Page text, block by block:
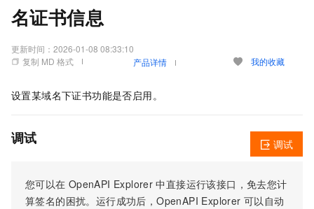
名证书信息
更新时间： 2026-01-08 08:33:10
复制 MD 格式
产品详情 我的收藏
设置某域名下证书功能是否启用。
调试
您可以在 OpenAPI Explorer 中直接运行该接口，免去您计
算签名的困扰。运行成功后，OpenAPI Explorer 可以自动
调试